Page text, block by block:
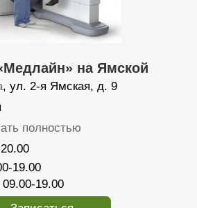
на Ямской
, ул. 2-я Ямская, д. 9
полностью
19.00
19.00